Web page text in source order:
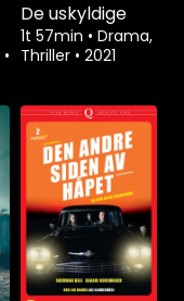
•
De uskyldige
1t 57min • Drama,
Thriller • 2021